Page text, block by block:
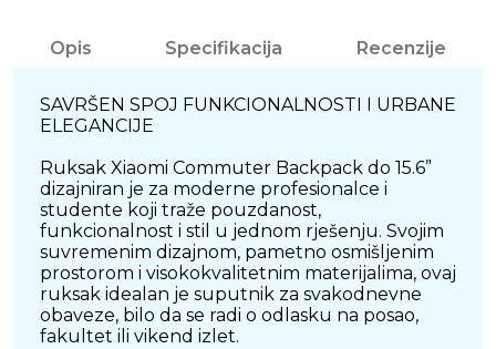
Opis Specifikacija Recenzije
SAVRŠEN SPOJ FUNKCIONALNOSTI I URBANE
ELEGANCIJE
Ruksak Xiaomi Commuter Backpack do 15.6”
dizajniran je za moderne profesionalce i
studente koji traže pouzdanost,
funkcionalnost i stil u jednom rješenju. Svojim
suvremenim dizajnom, pametno osmišljenim
prostorom i visokokvalitetnim materijalima, ovaj
ruksak idealan je suputnik za svakodnevne
obaveze, bilo da se radi o odlasku na posao,
fakultet ili vikend izlet.